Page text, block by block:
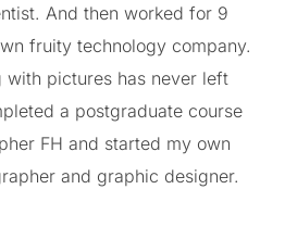
And then worked for 9
fruity technology company.
with pictures has never left
a postgraduate course
FH and started my own
and graphic designer.